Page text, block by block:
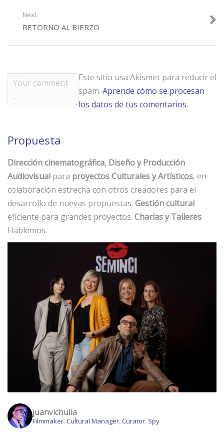
Next
RETORNO AL BIERZO
Este sitio usa Akismet para reducir el
spam. Aprende cómo se procesan
los datos de tus comentarios.
Propuesta
Dirección cinematográfica, Diseño y Producción
Audiovisual para proyectos Culturales y Artísticos, en
colaboración estrecha con otros creadores para el
desarrollo de nuevas propuestas. Gestión cultural
eficiente para grandes proyectos. Charlas y Talleres.
Hablemos.
juanvichulia
Filmmaker. Cultural Manager. Curator. Spy